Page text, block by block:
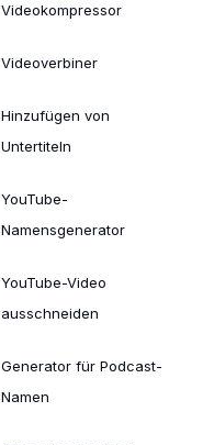
Videokompressor
Videoverbiner
Hinzufügen von
Untertiteln
YouTube-
Namensgenerator
YouTube-Video
ausschneiden
Generator für Podcast-
Namen